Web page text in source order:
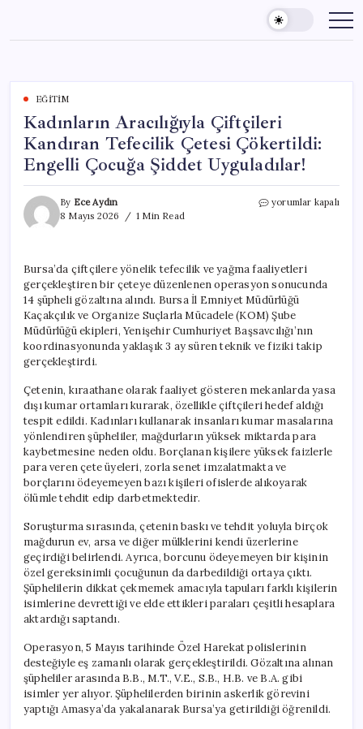
content
EĞITIM
Kadınların Aracılığıyla Çiftçileri
Kandıran Tefecilik Çetesi Çökertildi:
Engelli Çocuğa Şiddet Uyguladılar!
By Ece Aydın
8 Mayıs 2026
1 Min Read
Kadınların
Çetesi
Çökertildi:
Engelli
Çocuğa
Şiddet
Uyguladılar!
için
yorumlar kapalı
Bursa’da çiftçilere yönelik tefecilik ve yağma faaliyetleri
gerçekleştiren bir çeteye düzenlenen operasyon sonucunda
14 şüpheli gözaltına alındı. Bursa İl Emniyet Müdürlüğü
Kaçakçılık ve Organize Suçlarla Mücadele (KOM) Şube
Müdürlüğü ekipleri, Yenişehir Cumhuriyet Başsavcılığı’nın
koordinasyonunda yaklaşık 3 ay süren teknik ve fiziki takip
gerçekleştirdi.
Çetenin, kıraathane olarak faaliyet gösteren mekanlarda yasa
dışı kumar ortamları kurarak, özellikle çiftçileri hedef aldığı
tespit edildi. Kadınları kullanarak insanları kumar masalarına
yönlendiren şüpheliler, mağdurların yüksek miktarda para
kaybetmesine neden oldu. Borçlanan kişilere yüksek faizlerle
para veren çete üyeleri, zorla senet imzalatmakta ve
borçlarını ödeyemeyen bazı kişileri ofislerde alıkoyarak
ölümle tehdit edip darbetmektedir.
Soruşturma sırasında, çetenin baskı ve tehdit yoluyla birçok
mağdurun ev, arsa ve diğer mülklerini kendi üzerlerine
geçirdiği belirlendi. Ayrıca, borcunu ödeyemeyen bir kişinin
özel gereksinimli çocuğunun da darbedildiği ortaya çıktı.
Şüphelilerin dikkat çekmemek amacıyla tapuları farklı kişilerin
isimlerine devrettiği ve elde ettikleri paraları çeşitli hesaplara
aktardığı saptandı.
Operasyon, 5 Mayıs tarihinde Özel Harekat polislerinin
desteğiyle eş zamanlı olarak gerçekleştirildi. Gözaltına alınan
şüpheliler arasında B.B., M.T., V.E., S.B., H.B. ve B.A. gibi
isimler yer alıyor. Şüphelilerden birinin askerlik görevini
yaptığı Amasya’da yakalanarak Bursa’ya getirildiği öğrenildi.